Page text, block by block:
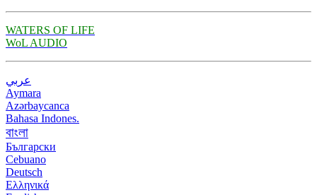
WATERS OF LIFE
WoL AUDIO
عربي
Aymara
Azərbaycanca
Bahasa Indones.
বাংলা
Български
Cebuano
Deutsch
Ελληνικά